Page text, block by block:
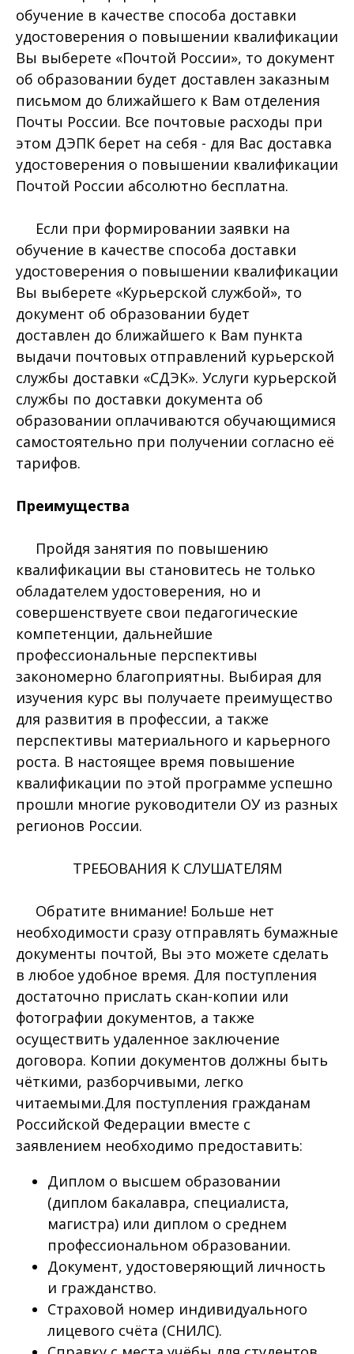
обучение в качестве способа доставки
удостоверения о повышении квалификации
Вы выберете «Почтой России», то документ
об образовании будет доставлен заказным
письмом до ближайшего к Вам отделения
Почты России. Все почтовые расходы при
этом ДЭПК берет на себя - для Вас доставка
удостоверения о повышении квалификации
Почтой России абсолютно бесплатна.
Если при формировании заявки на
обучение в качестве способа доставки
удостоверения о повышении квалификации
Вы выберете «Курьерской службой», то
документ об образовании будет
доставлен до ближайшего к Вам пункта
выдачи почтовых отправлений курьерской
службы доставки «СДЭК». Услуги курьерской
службы по доставки документа об
образовании оплачиваются обучающимися
самостоятельно при получении согласно её
тарифов.
Преимущества
Пройдя занятия по повышению
квалификации вы становитесь не только
обладателем удостоверения, но и
совершенствуете свои педагогические
компетенции, дальнейшие
профессиональные перспективы
закономерно благоприятны. Выбирая для
изучения курс вы получаете преимущество
для развития в профессии, а также
перспективы материального и карьерного
роста. В настоящее время повышение
квалификации по этой программе успешно
прошли многие руководители ОУ из разных
регионов России.
ТРЕБОВАНИЯ К СЛУШАТЕЛЯМ
Обратите внимание! Больше нет
необходимости сразу отправлять бумажные
документы почтой, Вы это можете сделать
в любое удобное время. Для поступления
достаточно прислать скан-копии или
фотографии документов, а также
осуществить удаленное заключение
договора. Копии документов должны быть
чёткими, разборчивыми, легко
читаемыми.Для поступления гражданам
Российской Федерации вместе с
заявлением необходимо предоставить:
Диплом о высшем образовании
(диплом бакалавра, специалиста,
магистра) или диплом о среднем
профессиональном образовании.
Документ, удостоверяющий личность
и гражданство.
Страховой номер индивидуального
лицевого счёта (СНИЛС).